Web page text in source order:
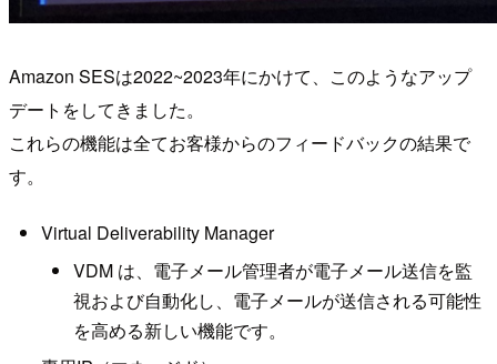
Amazon SESは2022~2023年にかけて、このようなアップ
デートをしてきました。
これらの機能は全てお客様からのフィードバックの結果で
す。
Virtual Deliverability Manager
VDM は、電子メール管理者が電子メール送信を監
視および自動化し、電子メールが送信される可能性
を高める新しい機能です。